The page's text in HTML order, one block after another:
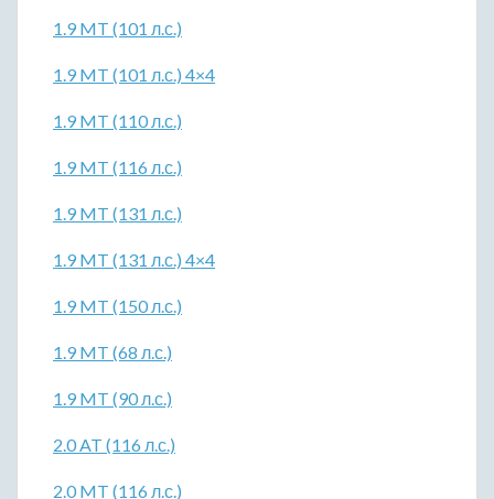
1.9 MT (101 л.с.)
1.9 MT (101 л.с.) 4×4
1.9 MT (110 л.с.)
1.9 MT (116 л.с.)
1.9 MT (131 л.с.)
1.9 MT (131 л.с.) 4×4
1.9 MT (150 л.с.)
1.9 MT (68 л.с.)
1.9 MT (90 л.с.)
2.0 AT (116 л.с.)
2.0 MT (116 л.с.)